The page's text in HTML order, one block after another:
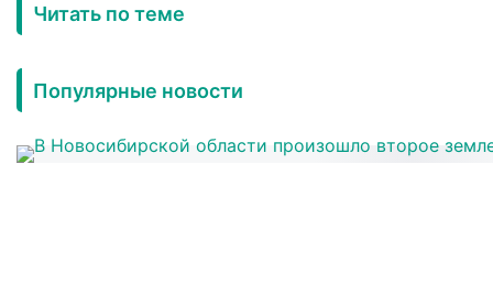
Читать по теме
Популярные новости